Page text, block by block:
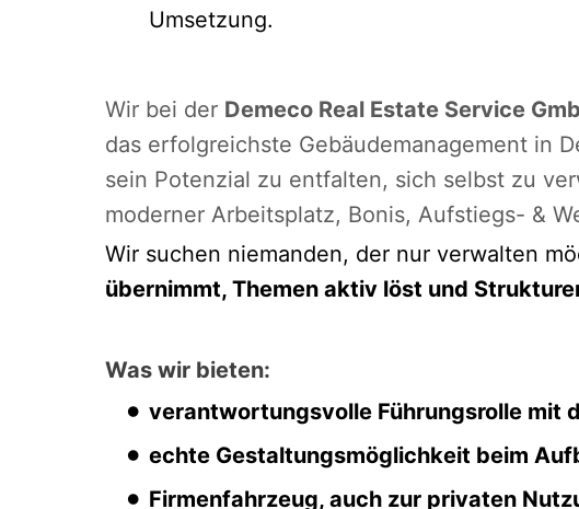
Umsetzung.
Wir bei der Demeco Real Estate Service
das erfolgreichste Gebäudemanagement in
sein Potenzial zu entfalten, sich selbst zu
moderner Arbeitsplatz, Bonis, Aufstiegs- &
Wir suchen niemanden, der nur verwalten
übernimmt, Themen aktiv löst und
Was wir bieten:
verantwortungsvolle Führungsrolle mit
echte Gestaltungsmöglichkeit beim
Firmenfahrzeug, auch zur privaten